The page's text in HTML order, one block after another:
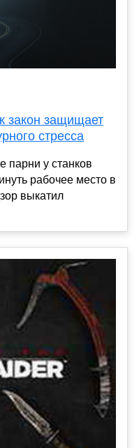
закон защищает
стресса
парни у станков
рабочее место в
выкатил